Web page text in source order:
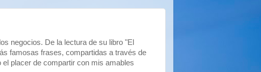
negocios. De la lectura de su libro "El
famosas frases, compartidas a través de
placer de compartir con mis amables